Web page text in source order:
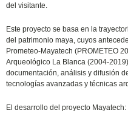
del visitante.
Este proyecto se basa en la
del patrimonio maya, cuyos
Prometeo-Mayatech (PROMETEO
Arqueológico La Blanca (2004-
documentación, análisis y difusión
tecnologías avanzadas y técnicas
El desarrollo del proyecto